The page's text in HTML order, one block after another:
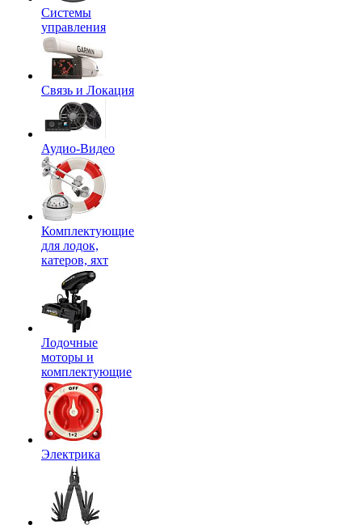
Системы
управления
Связь и Локация
Аудио-Видео
Комплектующие
для лодок,
катеров, яхт
Лодочные
моторы и
комплектующие
Электрика